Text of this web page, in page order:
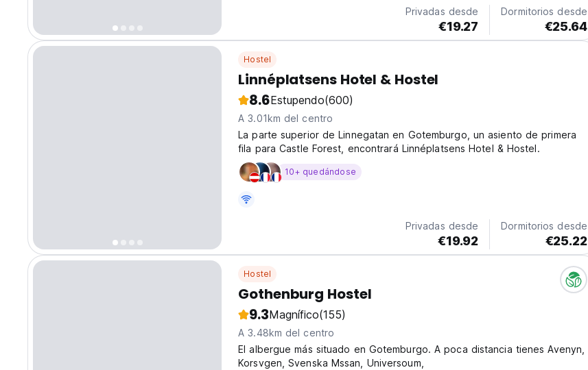
Privadas desde
€19.27
Dormitorios desde
€25.64
Hostel
Linnéplatsens Hotel & Hostel
8.6Estupendo(600)
A 3.01km del centro
La parte superior de Linnegatan en Gotemburgo, un asiento de primera
fila para Castle Forest, encontrará Linnéplatsens Hotel & Hostel.
10+ quedándose
Privadas desde
€19.92
Dormitorios desde
€25.22
Hostel
Gothenburg Hostel
9.3Magnífico(155)
A 3.48km del centro
El albergue más situado en Gotemburgo. A poca distancia tienes Avenyn,
Korsvgen, Svenska Mssan, Universoum,